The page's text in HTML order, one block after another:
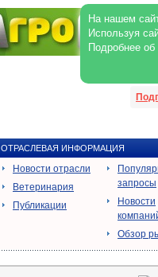
На нашем
Используя
Подробнее
ОТРАСЛЕВАЯ ИНФОРМАЦИЯ
Новости отрасли
Ветеринария
Публикации
запросы
Новости
Обзор